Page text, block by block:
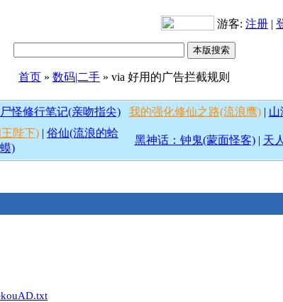
游客: 注册 |
首页 » 数码|二手 » via 好用的广告拦截规则
尸怪修行笔记(亲吻指尖) 我的强化修仙之路(流浪鹰)| 山
陛下) | 俗仙(流浪的蛤
蟆)
黑神话：钟鬼(蒙面怪客)| 天